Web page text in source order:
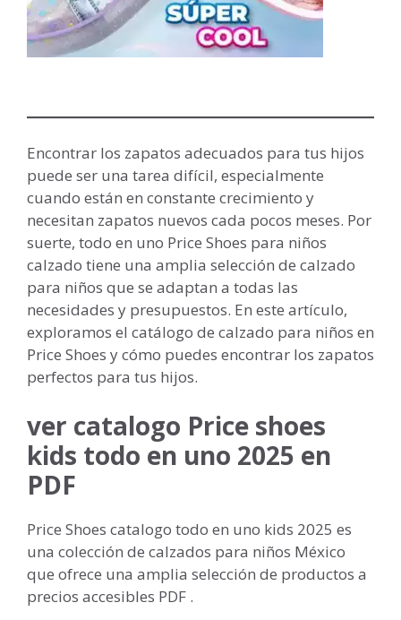
Encontrar los zapatos adecuados para tus hijos
puede ser una tarea difícil, especialmente
cuando están en constante crecimiento y
necesitan zapatos nuevos cada pocos meses. Por
suerte, todo en uno Price Shoes para niños
calzado tiene una amplia selección de calzado
para niños que se adaptan a todas las
necesidades y presupuestos. En este artículo,
exploramos el catálogo de calzado para niños en
Price Shoes y cómo puedes encontrar los zapatos
perfectos para tus hijos.
ver catalogo Price shoes
kids todo en uno 2025 en
PDF
Price Shoes catalogo todo en uno kids 2025 es
una colección de calzados para niños México
que ofrece una amplia selección de productos a
precios accesibles PDF .